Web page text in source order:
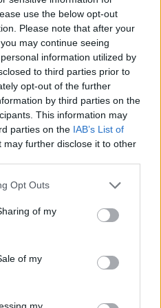
use the below opt-out
Please note that after your
may continue seeing
information utilized by
to third parties prior to
opt-out of the further
by third parties on the
This information may
parties on the IAB’s List of
may further disclose it to other
Opt Outs
of my
of my
my
5000 km. Jame
antenos
32 metrų aukščio.
eksploatuoja Rusijos
atskirasis EW
tik 2018 m.